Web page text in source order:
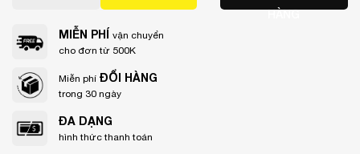
HÀNG
MIỄN PHÍ vận chuyển
cho đơn từ 500K
Miễn phí ĐỔI HÀNG
trong 30 ngày
ĐA DẠNG
hình thức thanh toán